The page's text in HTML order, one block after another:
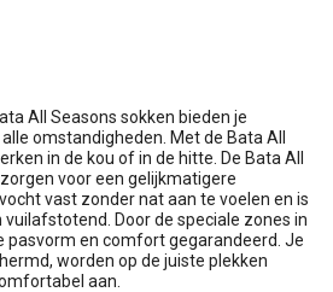
All Seasons sokken bieden je
omstandigheden. Met de Bata All
in de kou of in de hitte. De Bata All
voor een gelijkmatigere
vast zonder nat aan te voelen en is
Door de speciale zones in
pasvorm en comfort gegarandeerd. Je
worden op de juiste plekken
aan.